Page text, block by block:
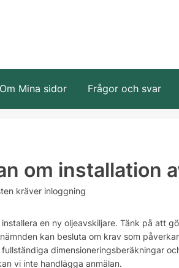
Om Mina sidor Frågor och svar
om installation
kräver inloggning
en ny oljeavskiljare. Tänk på att
kan besluta om krav som
dimensioneringsberäkningar
vi inte handlägga anmälan.